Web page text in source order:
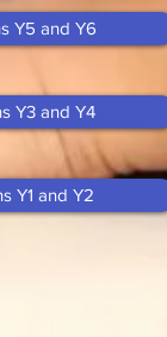
Y5 and Y6
Y3 and Y4
Y1 and Y2